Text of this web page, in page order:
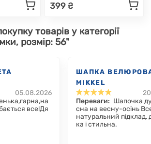
399 ₴
товарів у категорії
розмір: 56"
05.08.2026
все!Дя
ШАПКА
MIKKEL
Переваги: Шапочка
сна на весну-осінь
натуральний підклад,
ка і стильна.